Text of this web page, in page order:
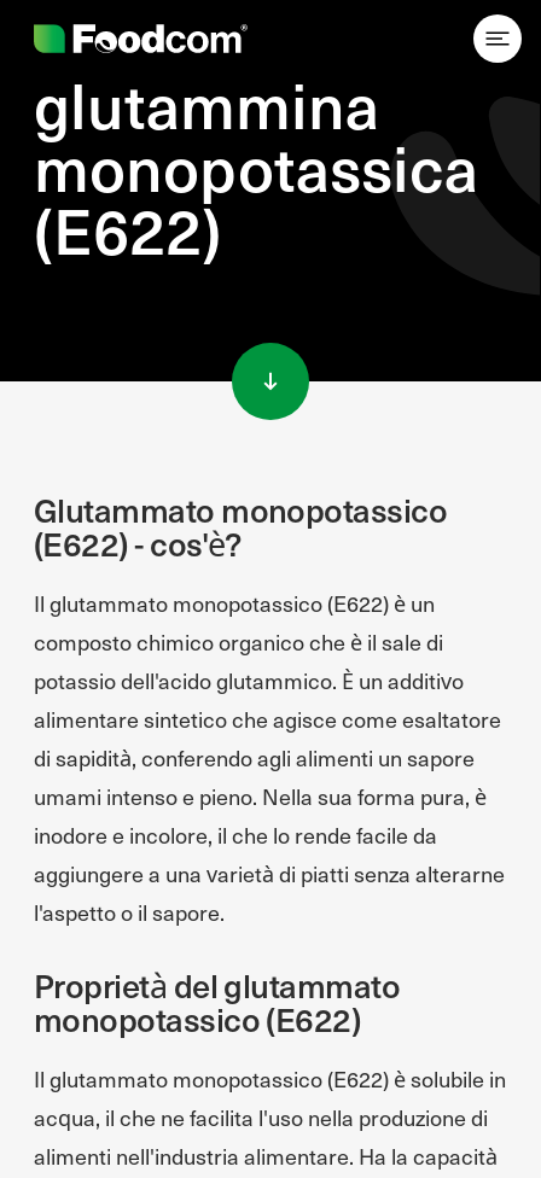
glutammina
monopotassica
(E622)
Glutammato monopotassico
(E622) - cos'è?
Il glutammato monopotassico (E622) è un
composto chimico organico che è il sale di
potassio dell'acido glutammico. È un additivo
alimentare sintetico che agisce come esaltatore
di sapidità, conferendo agli alimenti un sapore
umami intenso e pieno. Nella sua forma pura, è
inodore e incolore, il che lo rende facile da
aggiungere a una varietà di piatti senza alterarne
l'aspetto o il sapore.
Proprietà del glutammato
monopotassico (E622)
Il glutammato monopotassico (E622) è solubile in
acqua, il che ne facilita l'uso nella produzione di
alimenti nell'industria alimentare. Ha la capacità